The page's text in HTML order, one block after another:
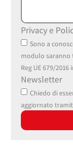
Privacy e
Sono a
modulo saranno
Reg UE 679/
Newsletter
Chiedo di
aggiornato